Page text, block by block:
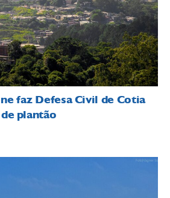
faz Defesa Civil de Cotia
plantão